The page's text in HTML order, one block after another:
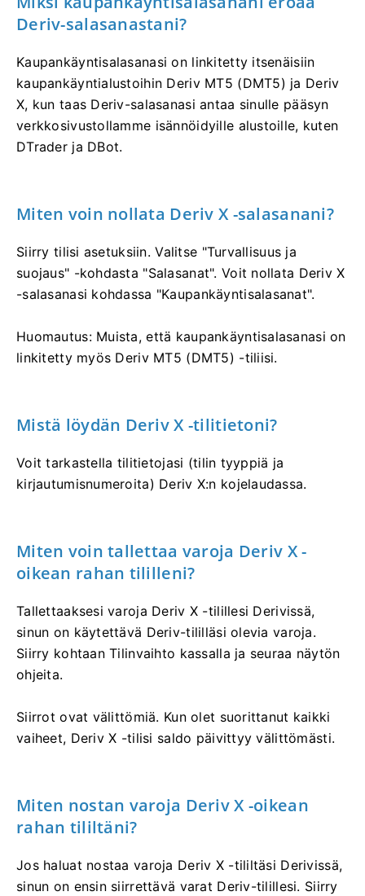
Deriv-salasanastani?
Kaupankäyntisalasanasi on linkitetty itsenäisiin
kaupankäyntialustoihin Deriv MT5 (DMT5) ja Deriv
X, kun taas Deriv-salasanasi antaa sinulle pääsyn
verkkosivustollamme isännöidyille alustoille, kuten
DTrader ja DBot.
Miten voin nollata Deriv X -salasanani?
Siirry tilisi asetuksiin. Valitse "Turvallisuus ja
suojaus" -kohdasta "Salasanat". Voit nollata Deriv X
-salasanasi kohdassa "Kaupankäyntisalasanat".
Huomautus: Muista, että kaupankäyntisalasanasi on
linkitetty myös Deriv MT5 (DMT5) -tiliisi.
Mistä löydän Deriv X -tilitietoni?
Voit tarkastella tilitietojasi (tilin tyyppiä ja
kirjautumisnumeroita) Deriv X:n kojelaudassa.
Miten voin tallettaa varoja Deriv X -
oikean rahan tililleni?
Tallettaaksesi varoja Deriv X -tilillesi Derivissä,
sinun on käytettävä Deriv-tililläsi olevia varoja.
Siirry kohtaan Tilinvaihto kassalla ja seuraa näytön
ohjeita.
Siirrot ovat välittömiä. Kun olet suorittanut kaikki
vaiheet, Deriv X -tilisi saldo päivittyy välittömästi.
Miten nostan varoja Deriv X -oikean
rahan tililtäni?
Jos haluat nostaa varoja Deriv X -tililtäsi Derivissä,
sinun on ensin siirrettävä varat Deriv-tilillesi. Siirry